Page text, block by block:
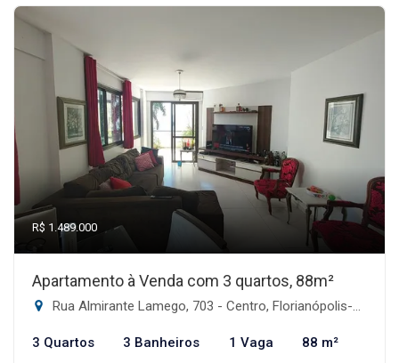
R$ 1.489.000
Apartamento à Venda com 3 quartos, 88m²
Rua Almirante Lamego, 703 - Centro, Florianópolis-SC
3 Quartos 3 Banheiros 1 Vaga 88 m²